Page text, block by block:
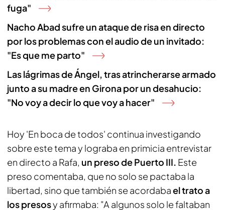
fuga"
Nacho Abad sufre un ataque de risa en directo
por los problemas con el audio de un invitado:
"Es que me parto"
Las lágrimas de Ángel, tras atrincherarse armado
junto a su madre en Girona por un desahucio:
"No voy a decir lo que voy a hacer"
Hoy 'En boca de todos' continua investigando
sobre este tema y lograba en primicia entrevistar
en directo a Rafa, un preso de Puerto III. Este
preso comentaba, que no solo se pactaba la
libertad, sino que también se acordabael trato a
los presosy afirmaba: "A algunos solo le faltaban